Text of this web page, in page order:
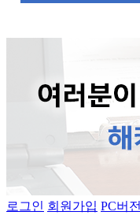
로그인 회원가입 PC버전